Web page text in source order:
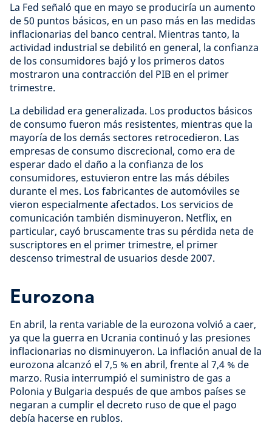
La Fed señaló que en mayo se produciría un aumento
de 50 puntos básicos, en un paso más en las medidas
inflacionarias del banco central. Mientras tanto, la
actividad industrial se debilitó en general, la confianza
de los consumidores bajó y los primeros datos
mostraron una contracción del PIB en el primer
trimestre.
La debilidad era generalizada. Los productos básicos
de consumo fueron más resistentes, mientras que la
mayoría de los demás sectores retrocedieron. Las
empresas de consumo discrecional, como era de
esperar dado el daño a la confianza de los
consumidores, estuvieron entre las más débiles
durante el mes. Los fabricantes de automóviles se
vieron especialmente afectados. Los servicios de
comunicación también disminuyeron. Netflix, en
particular, cayó bruscamente tras su pérdida neta de
suscriptores en el primer trimestre, el primer
descenso trimestral de usuarios desde 2007.
Eurozona
En abril, la renta variable de la eurozona volvió a caer,
ya que la guerra en Ucrania continuó y las presiones
inflacionarias no disminuyeron. La inflación anual de la
eurozona alcanzó el 7,5 % en abril, frente al 7,4 % de
marzo. Rusia interrumpió el suministro de gas a
Polonia y Bulgaria después de que ambos países se
negaran a cumplir el decreto ruso de que el pago
debía hacerse en rublos.